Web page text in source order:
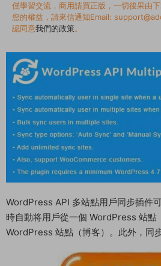
僅學習交流，商用請買正版，一切後果由
您的權益，請來信通知Email:
認同意我們的政策。
WordPress API 多站點用戶同步插件
時自動将用戶從一個 WordPress 站點
WordPress 站點（博客）。此外，同